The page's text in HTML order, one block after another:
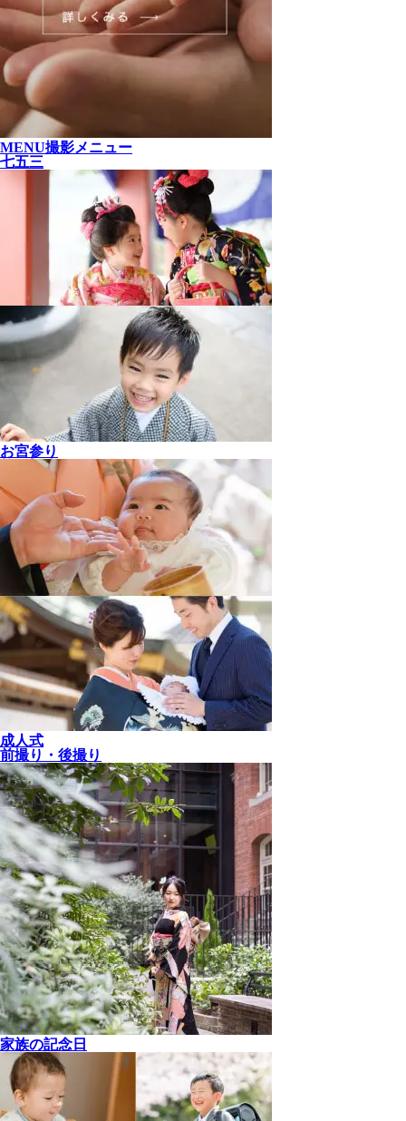
MENU撮影メニュー
七五三
お宮参り
成人式
前撮り・後撮り
家族の記念日